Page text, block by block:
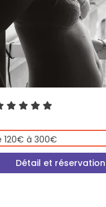
à 300€
Détail et réservation